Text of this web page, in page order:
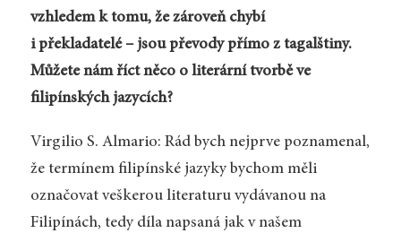
vzhledem k tomu, že zároveň chybí
i překladatelé – jsou převody přímo z tagalštiny.
Můžete nám říct něco o literární tvorbě ve
filipínských jazycích?
Virgilio S. Almario: Rád bych nejprve poznamenal,
že termínem filipínské jazyky bychom měli
označovat veškerou literaturu vydávanou na
Filipínách, tedy díla napsaná jak v našem